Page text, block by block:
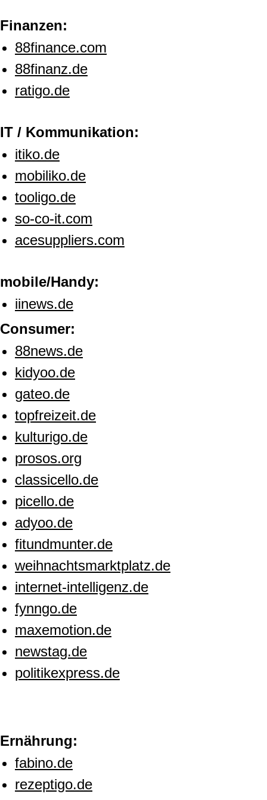
Finanzen:
88finance.com
88finanz.de
ratigo.de
IT / Kommunikation:
itiko.de
mobiliko.de
tooligo.de
so-co-it.com
acesuppliers.com
mobile/Handy:
iinews.de
Consumer:
88news.de
kidyoo.de
gateo.de
topfreizeit.de
kulturigo.de
prosos.org
classicello.de
picello.de
adyoo.de
fitundmunter.de
weihnachtsmarktplatz.de
internet-intelligenz.de
fynngo.de
maxemotion.de
newstag.de
politikexpress.de
Ernährung:
fabino.de
rezeptigo.de